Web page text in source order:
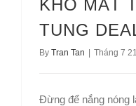
KHO MÁT
TUNG
By Tran Tan Tháng 7
Đừng để nắng nóng